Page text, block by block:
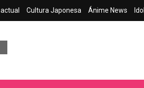
Cultura Japonesa Ánime News